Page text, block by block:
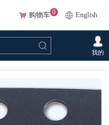
English
购物车 0
我的
>P0K1.0805.3FC.A.S - FlipChip Pt 100